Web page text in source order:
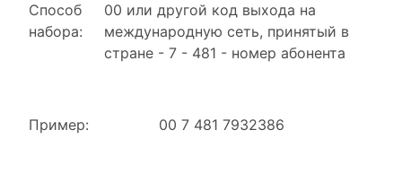
Способ
набора:
00 или другой код выхода на
международную сеть, принятый в
стране - 7 - 481 - номер абонента
Пример: 00 7 481 7932386